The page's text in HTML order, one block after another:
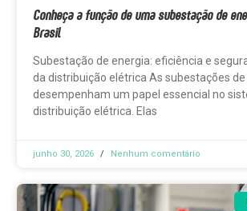
Conheça a função de uma subestação de
Brasil
Subestação de energia: eficiência e
da distribuição elétrica As subestações
desempenham um papel essencial no
distribuição elétrica. Elas
junho 30, 2026 Nenhum comentário